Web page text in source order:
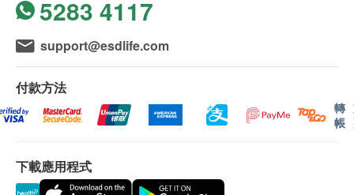
亞麻籽油 - 333毫克
天然魚油 - 333毫克
• 相等於 DHA 40毫克
• 相等於 EPA 60毫克
• 相等於 三酸甘油酯 100毫克
輔酶Q10 – 15毫克
*圖片只供參考，一切以實物為準。
*以下圖片適用於120粒裝
不排除運送時間會因節日而有所影響。當八號烈風
訊號懸掛或黑色暴雨警告生效時，送貨服務時間將
會延遲。
所有訂單須視乎相關貨品的供應情況再作最後確
認。倘若健康網購health.ESDlife未能提供任何訂
單上的貨品，健康網購health.ESDlife有權拒絕接
客再作安排。
5283 4117
support@esdlife.com
付款方法
轉
帳
下載應用程式